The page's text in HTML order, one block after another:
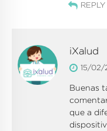
REPLY
iXalud
15/02/
Buenas
que a